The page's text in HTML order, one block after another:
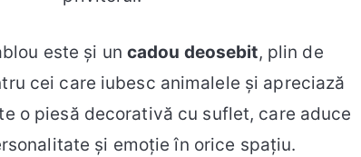
este și uncadou deosebit, plin de
cei care iubesc animalele și apreciază
o piesă decorativă cu suflet, care aduce
și emoție în orice spațiu.